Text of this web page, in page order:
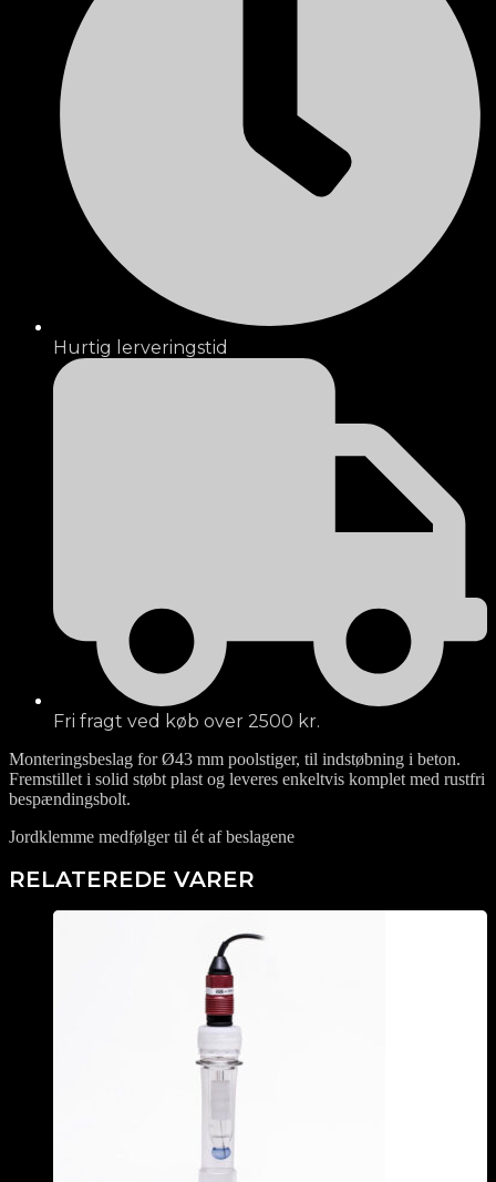
Hurtig lerveringstid
Fri fragt ved køb over 2500 kr.
Monteringsbeslag for Ø43 mm poolstiger, til indstøbning i beton.
Fremstillet i solid støbt plast og leveres enkeltvis komplet med rustfri
bespændingsbolt.
Jordklemme medfølger til ét af beslagene
RELATEREDE VARER